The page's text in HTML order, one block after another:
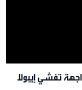
تفشي إيبولا